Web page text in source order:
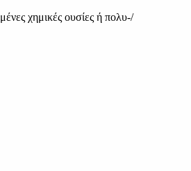
χημικές ουσίες ή πολυ-/